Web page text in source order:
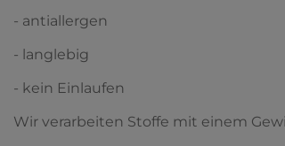
- antiallergen
- langlebig
- kein Einlaufen
Wir verarbeiten Stoffe mit einem